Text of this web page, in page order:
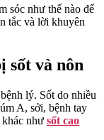
Nôn
Ở
Những
Điều
Lưu
Ý
sóc như thế nào để
tắc và lời khuyên
sốt và nôn
lý. Sốt do nhiều
A, sởi, bệnh tay
như sốt cao